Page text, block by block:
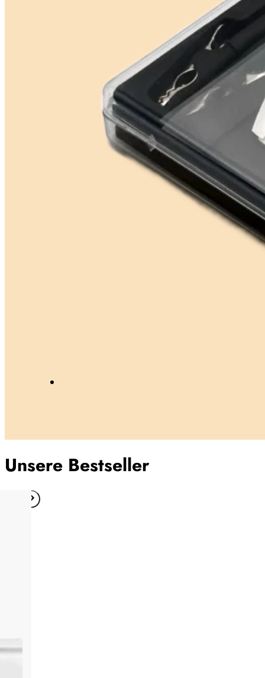
Unsere Bestseller